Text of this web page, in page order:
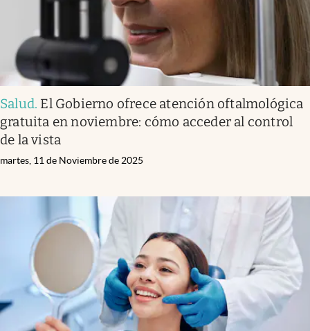
Salud. El Gobierno ofrece atención oftalmológica
gratuita en noviembre: cómo acceder al control
de la vista
martes, 11 de Noviembre de 2025